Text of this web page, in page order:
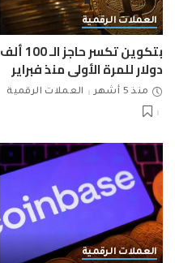
العملات الرقمية
بتكوين تكسر حاجز الـ 100 ألف
دولار للمرة الأولى منذ فبراير
منذ 5 أشهر العملات الرقمية
العملات الرقمية